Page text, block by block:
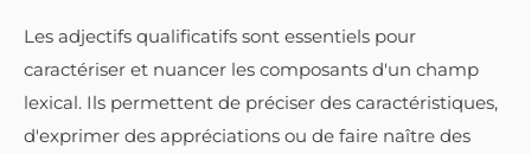
Les adjectifs qualificatifs sont essentiels pour
caractériser et nuancer les composants d'un champ
lexical. Ils permettent de préciser des caractéristiques,
d'exprimer des appréciations ou de faire naître des